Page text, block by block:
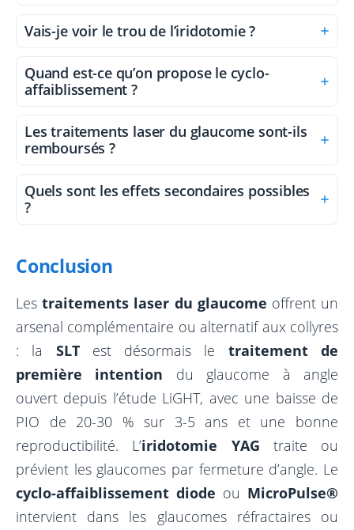
Vais-je voir le trou de l’iridotomie ?
Quand est-ce qu’on propose le cyclo-
affaiblissement ?
Les traitements laser du glaucome sont-ils
remboursés ?
Quels sont les effets secondaires possibles
?
Conclusion
Lestraitements laser du glaucome offrent un
arsenal complémentaire ou alternatif aux collyres
: la SLTest désormais le traitement de
première intention du glaucome à angle
ouvert depuis l’étude LiGHT, avec une baisse de
PIO de 20-30 % sur 3-5 ans et une bonne
reproductibilité. L’iridotomie YAG traite ou
prévient les glaucomes par fermeture d’angle. Le
cyclo-affaiblissement diode ou MicroPulse®
intervient dans les glaucomes réfractaires ou